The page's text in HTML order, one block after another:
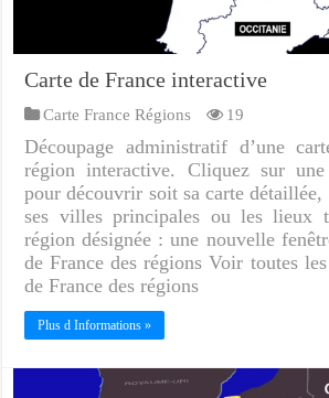
Carte de France interactive
Carte France Régions 19
Découpage administratif d’une
région interactive. Cliquez sur
pour découvrir soit sa carte détaillée,
ses villes principales ou les lieux
région désignée : une nouvelle
de France des régions Voir toutes
de France des régions
Plus d Informations »